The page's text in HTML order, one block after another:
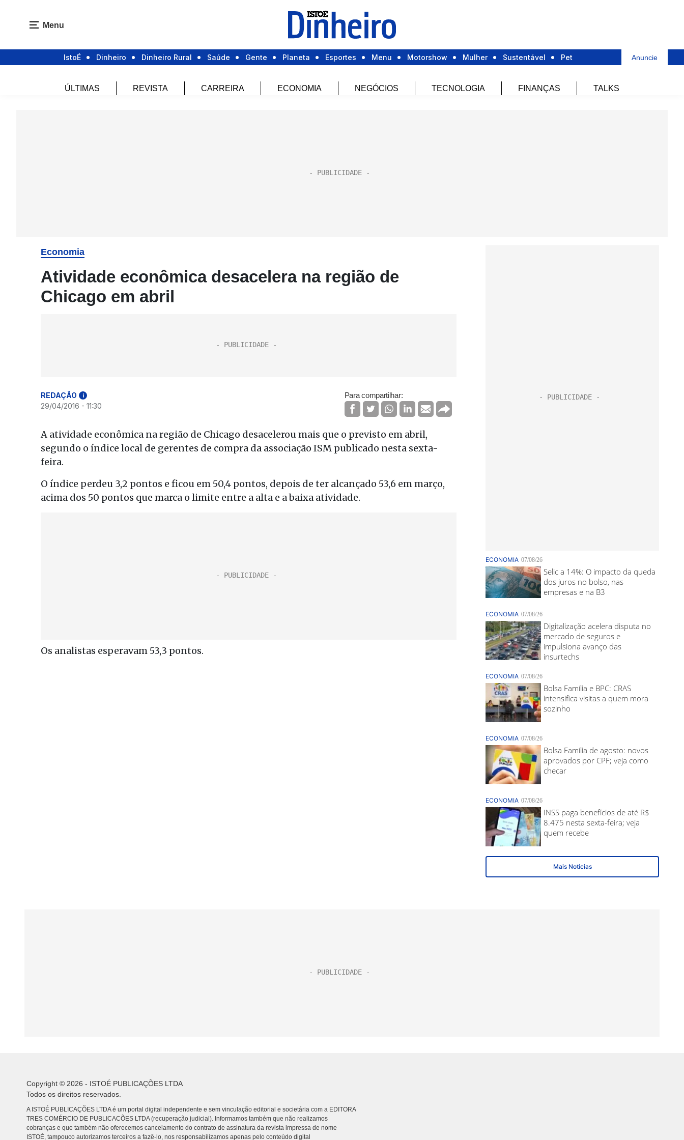
Menu
IstoÉ Dinheiro Dinheiro Rural Saúde Gente Planeta Esportes Menu Motorshow Mulher Sustentável Pet Anuncie
ÚLTIMAS REVISTA CARREIRA ECONOMIA NEGÓCIOS TECNOLOGIA FINANÇAS TALKS
Economia
Atividade econômica desacelera na região de
Chicago em abril
REDAÇÃO i
29/04/2016 - 11:30
Para compartilhar:
A atividade econômica na região de Chicago desacelerou mais que o previsto em abril,
segundo o índice local de gerentes de compra da associação ISM publicado nesta sexta-
feira.
O índice perdeu 3,2 pontos e ficou em 50,4 pontos, depois de ter alcançado 53,6 em março,
acima dos 50 pontos que marca o limite entre a alta e a baixa atividade.
Os analistas esperavam 53,3 pontos.
Copyright © 2026 - ISTOÉ PUBLICAÇÕES LTDA
Todos os direitos reservados.
A ISTOÉ PUBLICAÇÕES LTDA é um portal digital independente e sem vinculação editorial e societária com a EDITORA
TRES COMÉRCIO DE PUBLICACÕES LTDA (recuperação judicial). Informamos também que não realizamos
cobranças e que também não oferecemos cancelamento do contrato de assinatura da revista impressa de nome
ISTOÉ, tampouco autorizamos terceiros a fazê-lo, nos responsabilizamos apenas pelo conteúdo digital